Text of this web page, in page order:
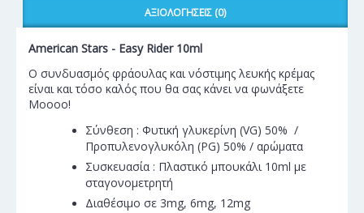
ΑΞΙΟΛΟΓΉΣΕΙΣ (0)
American Stars - Easy Rider 10ml
Ο συνδυασμός φράουλας και νόστιμης λευκής κρέμας
είναι και τόσο καλός που θα σας κάνει να φωνάξετε
Moooo!
Σύνθεση : Φυτική γλυκερίνη (VG) 50% /
Προπυλενογλυκόλη (PG) 50% / αρώματα
Συσκευασία : Πλαστικό μπουκάλι 10ml με
σταγονομετρητή
Διαθέσιμο σε 3mg, 6mg, 12mg